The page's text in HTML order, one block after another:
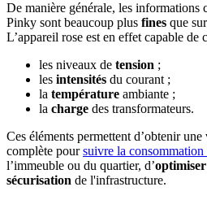
De manière générale, les informations
Pinky sont beaucoup plus fines que
L’appareil rose est en effet capable de
les niveaux de tension ;
les intensités du courant ;
la température ambiante ;
la charge des transformateurs.
Ces éléments permettent d’obtenir
complète poursuivre la consommation
l’immeuble ou du quartier, d’
sécurisation de l'infrastructure.